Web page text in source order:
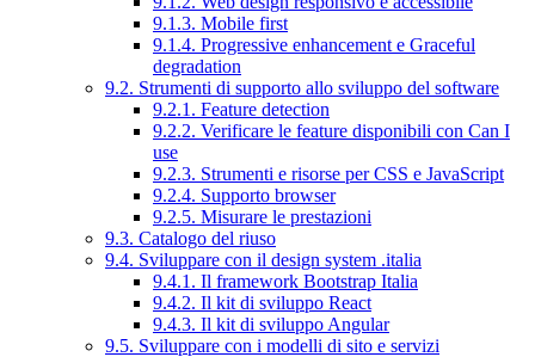
9.1.3. Mobile first
9.1.4. Progressive enhancement e Graceful
degradation
9.2. Strumenti di supporto allo sviluppo del software
9.2.1. Feature detection
9.2.2. Verificare le feature disponibili con Can I
use
9.2.3. Strumenti e risorse per CSS e JavaScript
9.2.4. Supporto browser
9.2.5. Misurare le prestazioni
9.3. Catalogo del riuso
9.4. Sviluppare con il design system .italia
9.4.1. Il framework Bootstrap Italia
9.4.2. Il kit di sviluppo React
9.4.3. Il kit di sviluppo Angular
9.5. Sviluppare con i modelli di sito e servizi